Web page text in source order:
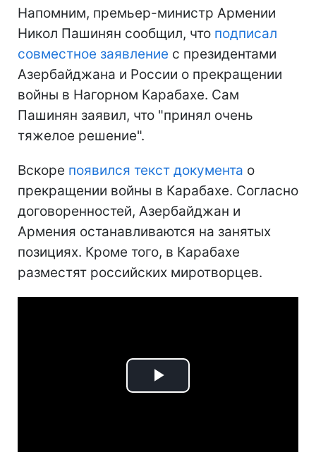
Напомним, премьер-министр Армении
Никол Пашинян сообщил, что подписал
совместное заявление с президентами
Азербайджана и России о прекращении
войны в Нагорном Карабахе. Сам
Пашинян заявил, что "принял очень
тяжелое решение".
Вскоре появился текст документа о
прекращении войны в Карабахе. Согласно
договоренностей, Азербайджан и
Армения останавливаются на занятых
позициях. Кроме того, в Карабахе
разместят российских миротворцев.
Play